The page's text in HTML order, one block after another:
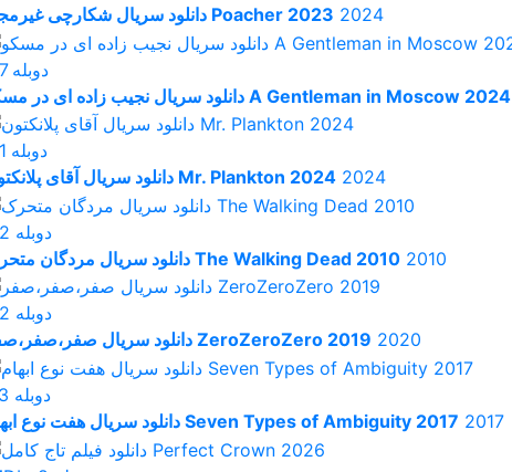
دانلود سریال شکارچی غیرمجاز Poacher 2023 2024
دوبله
دانلود سریال نجیب زاده ای در مسکو A Gentleman in Moscow 2024
دوبله
دانلود سریال آقای پلانکتون Mr. Plankton 2024 2024
دوبله
دانلود سریال مردگان متحرک The Walking Dead 2010 2010
دوبله
دانلود سریال صفر،صفر،صفر ZeroZeroZero 2019 2020
دوبله
دانلود سریال هفت نوع ابهام Seven Types of Ambiguity 2017 2017